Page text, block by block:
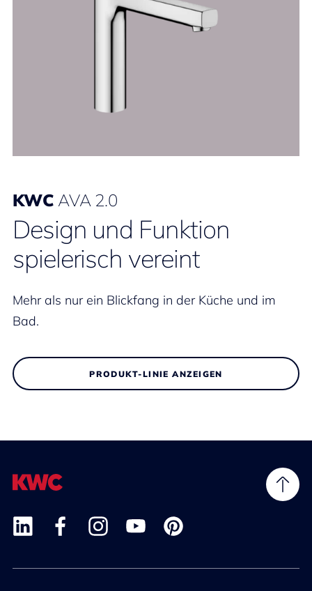
KWC AVA 2.0
Design und Funktion
spielerisch vereint
Mehr als nur ein Blickfang in der Küche und im
Bad.
PRODUKT-LINIE ANZEIGEN